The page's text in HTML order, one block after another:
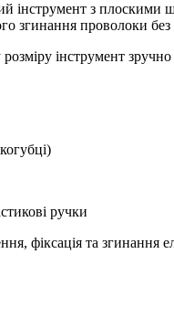
інструмент з плоскими
згинання проволоки
інструмент
ручки
фіксація та згинання